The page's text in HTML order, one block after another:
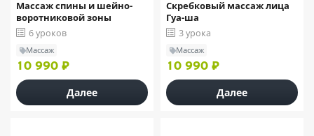
Массаж спины и шейно-
воротниковой зоны
6 уроков
Массаж
10 990 ₽
Далее
Скребковый массаж лица
Гуа-ша
3 урока
Массаж
10 990 ₽
Далее